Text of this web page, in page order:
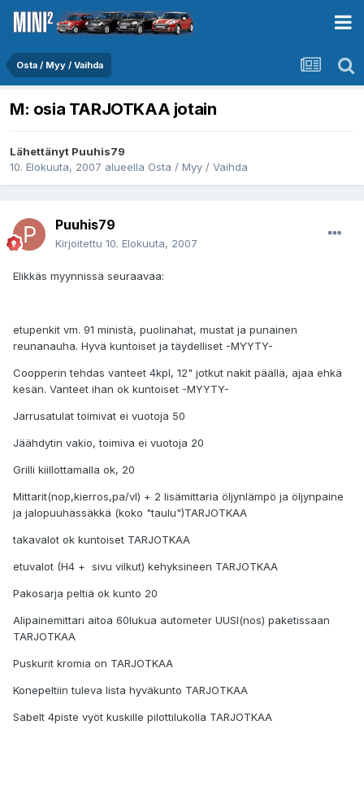
Osta / Myy / Vaihda
M: osia TARJOTKAA jotain
Lähettänyt Puuhis79
10. Elokuuta, 2007 alueella Osta / Myy / Vaihda
Puuhis79
Kirjoitettu 10. Elokuuta, 2007
Elikkäs myynnissä seuraavaa:
etupenkit vm. 91 ministä, puolinahat, mustat ja punainen
reunanauha. Hyvä kuntoiset ja täydelliset -MYYTY-
Coopperin tehdas vanteet 4kpl, 12" jotkut nakit päällä, ajaa ehkä
kesän. Vanteet ihan ok kuntoiset -MYYTY-
Jarrusatulat toimivat ei vuotoja 50
Jäähdytin vakio, toimiva ei vuotoja 20
Grilli kiillottamalla ok, 20
Mittarit(nop,kierros,pa/vl) + 2 lisämittaria öljynlämpö ja öljynpaine
ja jalopuuhässäkkä (koko "taulu")TARJOTKAA
takavalot ok kuntoiset TARJOTKAA
etuvalot (H4 + sivu vilkut) kehyksineen TARJOTKAA
Pakosarja peltiä ok kunto 20
Alipainemittari aitoa 60lukua autometer UUSI(nos) paketissaan
TARJOTKAA
Puskurit kromia on TARJOTKAA
Konepeltiin tuleva lista hyväkunto TARJOTKAA
Sabelt 4piste vyöt kuskille pilottilukolla TARJOTKAA